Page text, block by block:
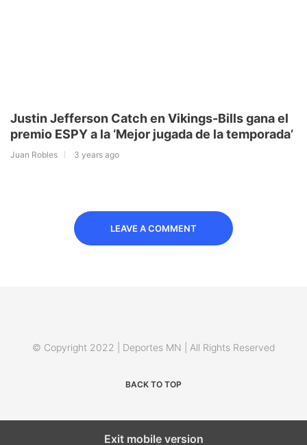
Justin Jefferson Catch en Vikings-Bills gana el
premio ESPY a la ‘Mejor jugada de la temporada’
Juan Robles 3 years ago
LEAVE A COMMENT
© Copyright 2022 | Deportes MN | All Rights Reserved
BACK TO TOP
Exit mobile version